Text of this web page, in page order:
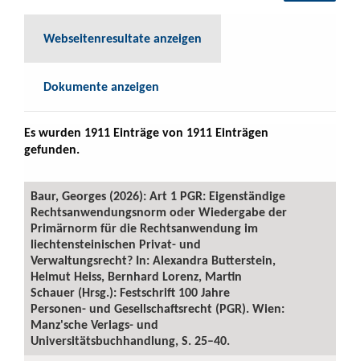
Webseitenresultate anzeigen
Dokumente anzeigen
Es wurden 1911 Einträge von 1911 Einträgen
gefunden.
Baur, Georges (2026): Art 1 PGR: Eigenständige
Rechtsanwendungsnorm oder Wiedergabe der
Primärnorm für die Rechtsanwendung im
liechtensteinischen Privat- und
Verwaltungsrecht? In: Alexandra Butterstein,
Helmut Heiss, Bernhard Lorenz, Martin
Schauer (Hrsg.): Festschrift 100 Jahre
Personen- und Gesellschaftsrecht (PGR). Wien:
Manz'sche Verlags- und
Universitätsbuchhandlung, S. 25–40.